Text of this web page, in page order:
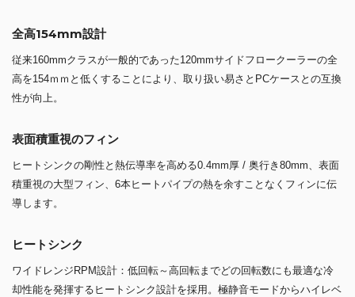
全高154mm設計
従来160mmクラスが一般的であった120mmサイドフロークーラーの全
高を154ｍｍと低くすることにより、取り扱い易さとPCケースとの互換
性が向上。
表面積重視のフィン
ヒートシンクの剛性と熱伝導率を高める0.4mm厚 / 奥行き80mm、表面
積重視の大型フィン、6本ヒートパイプの熱を余すことなくフィンに伝
導します。
ヒートシンク
ワイドレンジRPM設計：低回転～高回転までどの回転数にも最適な冷
却性能を発揮するヒートシンク設計を採用。極静音モードからハイレベ